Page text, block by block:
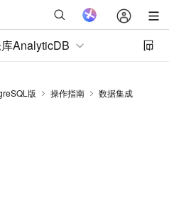
AnalyticDB
版
操作指南
数据集成